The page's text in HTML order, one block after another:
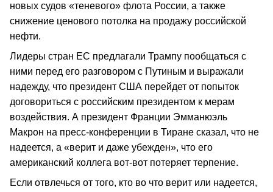
новых судов «теневого» флота России, а также
снижение ценового потолка на продажу российской
нефти.
Лидеры стран ЕС предлагали Трампу пообщаться с
ними перед его разговором с Путиным и выражали
надежду, что президент США перейдет от попыток
договориться с российским президентом к мерам
воздействия. А президент Франции Эмманюэль
Макрон на пресс-конференции в Тиране сказал, что не
надеется, а «верит и даже убежден», что его
американский коллега вот-вот потеряет терпение.
Если отвлечься от того, кто во что верит или надеется,